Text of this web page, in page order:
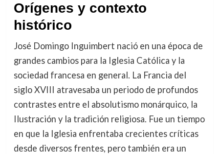
Orígenes y contexto
histórico
José Domingo Inguimbert nació en una época de
grandes cambios para la Iglesia Católica y la
sociedad francesa en general. La Francia del
siglo XVIII atravesaba un periodo de profundos
contrastes entre el absolutismo monárquico, la
Ilustración y la tradición religiosa. Fue un tiempo
en que la Iglesia enfrentaba crecientes críticas
desde diversos frentes, pero también era un